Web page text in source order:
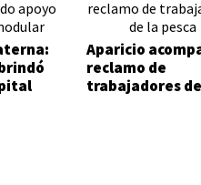
Aparicio
reclamo de
trabajadores